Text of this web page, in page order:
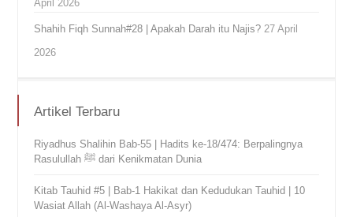
April 2026
Shahih Fiqh Sunnah#28 | Apakah Darah itu Najis? 27 April
2026
Artikel Terbaru
Riyadhus Shalihin Bab-55 | Hadits ke-18/474: Berpalingnya
Rasulullah ﷺ dari Kenikmatan Dunia
Kitab Tauhid #5 | Bab-1 Hakikat dan Kedudukan Tauhid | 10
Wasiat Allah (Al-Washaya Al-Asyr)